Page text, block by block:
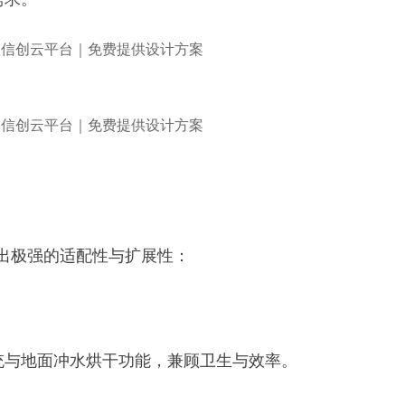
强的适配性与扩展性：
地面冲水烘干功能，兼顾卫生与效率。